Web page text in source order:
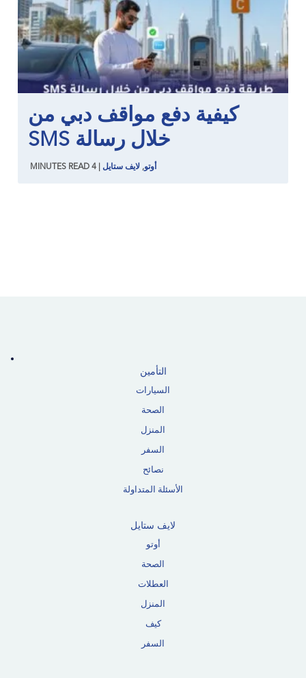
كيفية دفع مواقف دبي من
خلال رسالة SMS
أوتو, لايف ستايل 4
MINUTES READ
التأمين
السيارات
الصحة
المنزل
السفر
نصائح
الأسئلة المتداولة
لايف ستايل
أوتو
الصحة
العطلات
المنزل
كيف
السفر